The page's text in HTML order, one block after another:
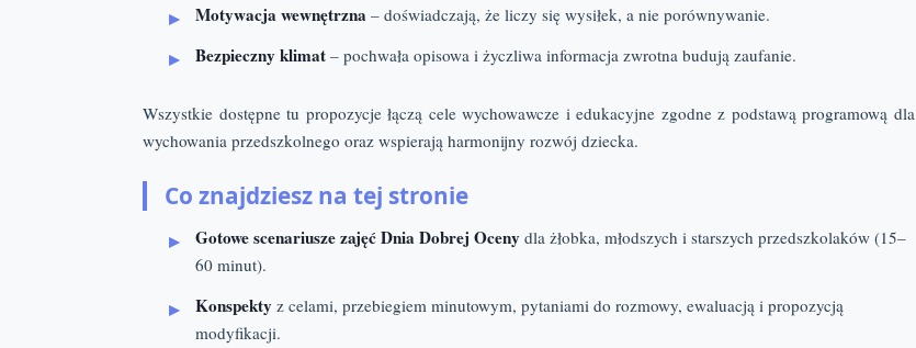
Motywacja wewnętrzna – doświadczają, że liczy się wysiłek, a nie porównywanie.
Bezpieczny klimat – pochwała opisowa i życzliwa informacja zwrotna budują zaufanie.
Wszystkie dostępne tu propozycje łączą cele wychowawcze i edukacyjne zgodne z podstawą programową dla
wychowania przedszkolnego oraz wspierają harmonijny rozwój dziecka.
Co znajdziesz na tej stronie
Gotowe scenariusze zajęć Dnia Dobrej Oceny dla żłobka, młodszych i starszych przedszkolaków (15–
60 minut).
Konspekty z celami, przebiegiem minutowym, pytaniami do rozmowy, ewaluacją i propozycją
modyfikacji.